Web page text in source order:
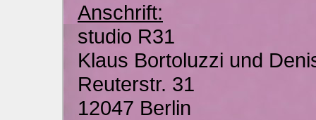
Anschrift:
studio R31
Klaus Bortoluzzi und
Reuterstr. 31
12047 Berlin